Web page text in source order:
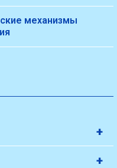
механизмы
+
+